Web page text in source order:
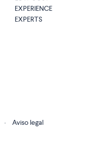
EXPERIENCE
EXPERTS
· Aviso legal